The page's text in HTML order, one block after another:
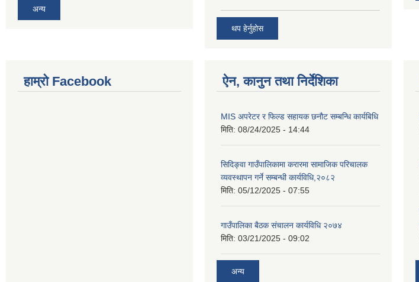
अन्य
थप हेर्नुहोस
हाम्रो Facebook ऐन, कानुन तथा निर्देशिका
MIS अपरेटर र फिल्ड सहायक छनौट सम्बन्धि कार्यबिधि
मिति: 08/24/2025 - 14:44
सिदिङ्वा गाउँपालिकामा करारमा सामाजिक परिचालक
व्यवस्थापन गर्ने सम्बन्धी कार्यविधि,२०८२
मिति: 05/12/2025 - 07:55
गाउँपालिका बैठक संचालन कार्यविधि २०७४
मिति: 03/21/2025 - 09:02
अन्य